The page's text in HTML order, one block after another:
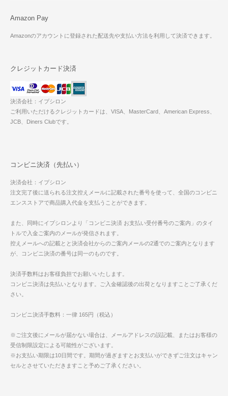
Amazon Pay
Amazonのアカウントに登録された配送先や支払い方法を利用して決済できます。
クレジットカード決済
決済会社：イプシロン
ご利用いただけるクレジットカードは、VISA、MasterCard、American Express、
JCB、Diners Clubです。
コンビニ決済（先払い）
決済会社：イプシロン
注文完了後に送られる注文控えメールに記載された番号を使って、全国のコンビニ
エンスストアで商品購入代金を支払うことができます。
また、同時にイプシロンより「コンビニ決済 お支払い受付番号のご案内」のタイ
トルで入金ご案内のメールが発信されます。
控えメールへの記載とと決済会社からのご案内メールの2通でのご案内となります
が、コンビニ決済の番号は同一のものです。
決済手数料はお客様負担でお願いいたします。
コンビニ決済は先払いとなります。ご入金確認後の出荷となりますことご了承くだ
さい。
コンビニ決済手数料：一律 165円（税込）
※ご注文後にメールが届かない場合は、メールアドレスの誤記載、またはお客様の
受信制限設定による可能性がございます。
※お支払い期限は10日間です。期間が過ぎますとお支払いができずご注文はキャン
セルとさせていただきますこと予めご了承ください。